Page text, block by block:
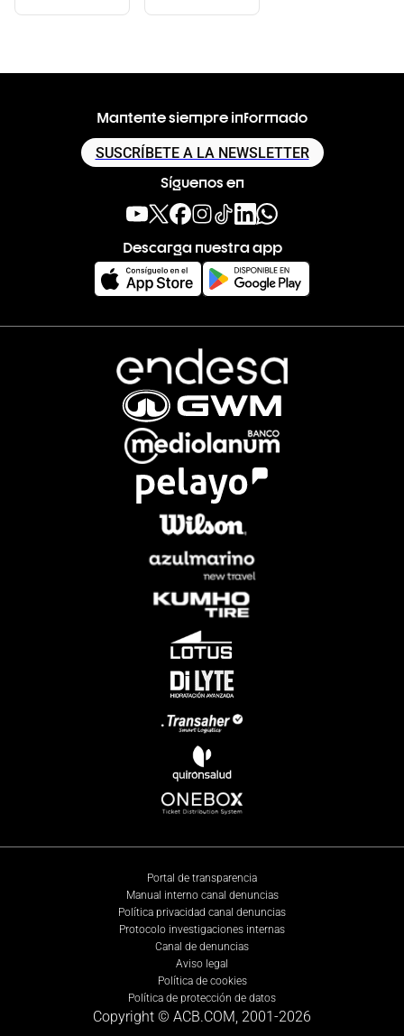
Mantente siempre informado
SUSCRÍBETE A LA NEWSLETTER
Síguenos en
Descarga nuestra app
Portal de transparencia
Manual interno canal denuncias
Política privacidad canal denuncias
Protocolo investigaciones internas
Canal de denuncias
Aviso legal
Política de cookies
Política de protección de datos
Copyright © ACB.COM, 2001-2026